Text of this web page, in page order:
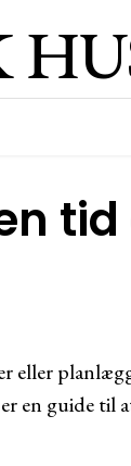
en guide til